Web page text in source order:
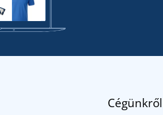
Cégünkről